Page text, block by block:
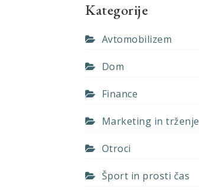
Kategorije
Avtomobilizem
Dom
Finance
Marketing in trženje
Otroci
Šport in prosti čas